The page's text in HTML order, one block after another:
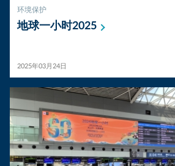
环境保护
地球一小时2025
2025年03月24日